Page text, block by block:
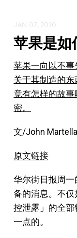
JAN 07, 2010
苹果是如
苹果一向以不
关于其制造的
竟有怎样的故
密。
文/John
原文链接
华尔街日报周一
备的消息。不
控泄露」的全
一点的。